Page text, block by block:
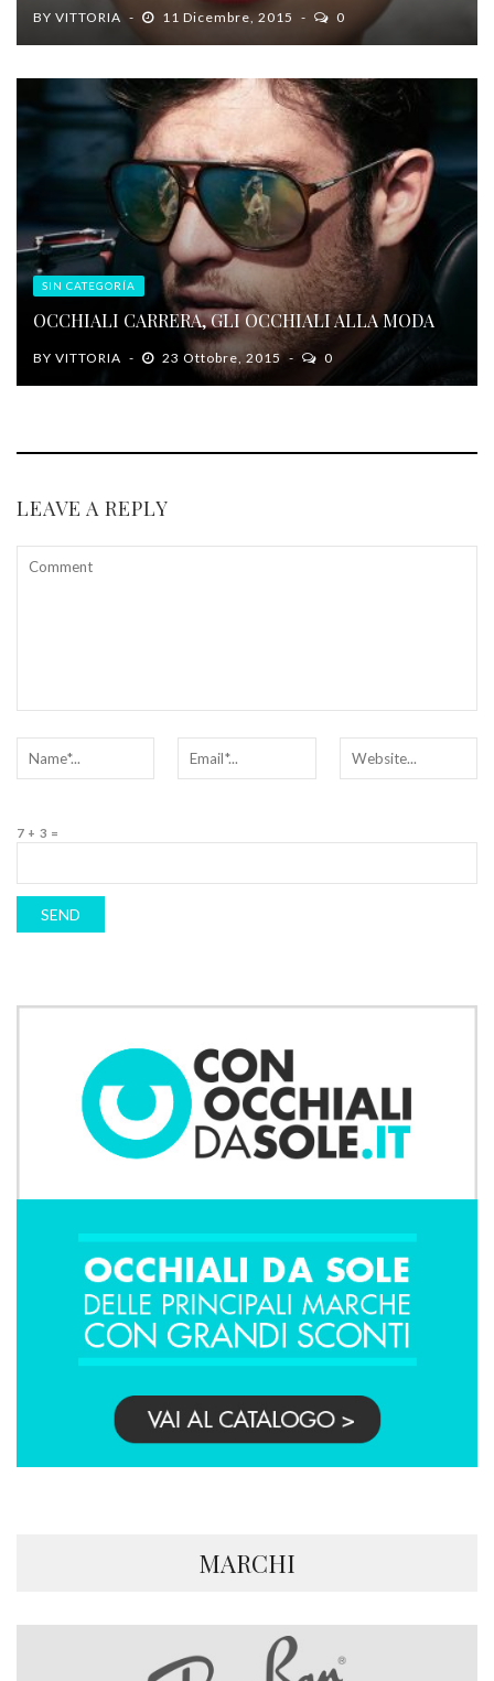
BY VITTORIA 11 Dicembre, 2015 0
SIN CATEGORÍA
OCCHIALI CARRERA, GLI OCCHIALI ALLA MODA
BY VITTORIA 23 Ottobre, 2015 0
LEAVE A REPLY
7 + 3 =
MARCHI